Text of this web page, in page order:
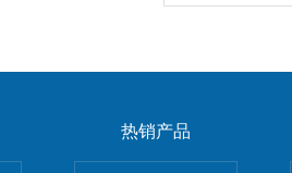
热销产品